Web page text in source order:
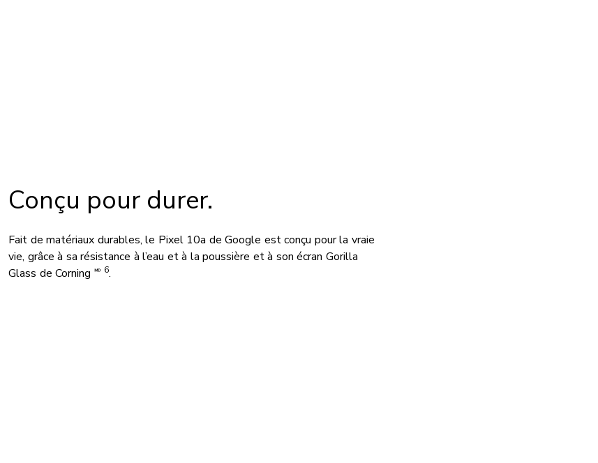
Conçu pour durer.
Fait de matériaux durables, le Pixel 10a de Google est conçu pour la vraie
vie, grâce à sa résistance à l’eau et à la poussière et à son écran Gorilla
Glass de Corning 🅫 6.